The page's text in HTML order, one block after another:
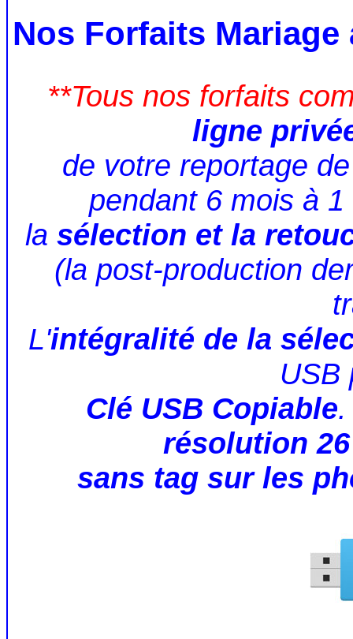
Nos Forfaits
**Tous nos forfaits
ligne
de votre reportage
pendant 6 mois à
la sélection et la
(la post-production
L'intégralité de la
USB
Clé USB Copiable
résolution
sans tag sur les